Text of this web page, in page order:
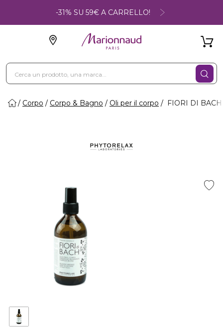
-31% SU 59€ A CARRELLO!
Corpo Corpo & Bagno Oli per il corpo FIORI DI